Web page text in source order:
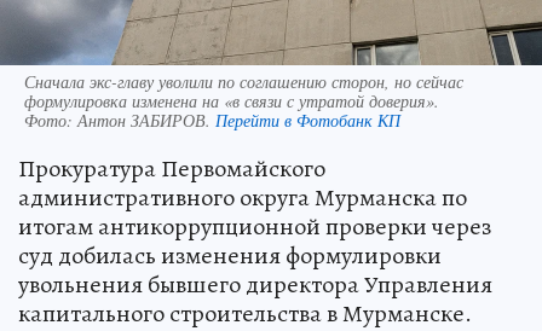
Сначала экс-главу уволили по соглашению сторон, но сейчас
формулировка изменена на «в связи с утратой доверия».
Фото: Антон ЗАБИРОВ. Перейти в Фотобанк КП
Прокуратура Первомайского
административного округа Мурманска по
итогам антикоррупционной проверки через
суд добилась изменения формулировки
увольнения бывшего директора Управления
капитального строительства в Мурманске.